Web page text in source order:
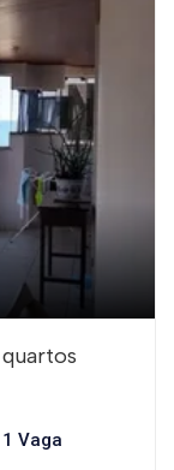
1 Vaga